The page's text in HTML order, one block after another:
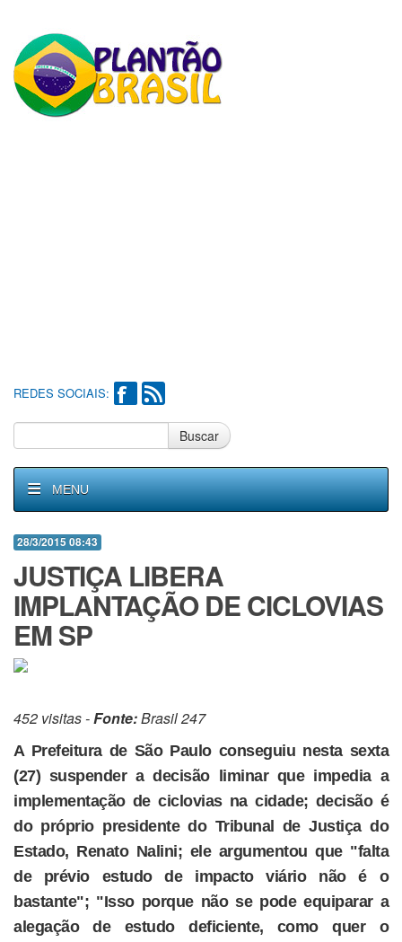
REDES SOCIAIS:
Buscar
MENU
28/3/2015 08:43
JUSTIÇA LIBERA
IMPLANTAÇÃO DE CICLOVIAS
EM SP
452 visitas -Fonte:Brasil 247
A Prefeitura de São Paulo conseguiu nesta sexta
(27) suspender a decisão liminar que impedia a
implementação de ciclovias na cidade; decisão é
do próprio presidente do Tribunal de Justiça do
Estado, Renato Nalini; ele argumentou que "falta
de prévio estudo de impacto viário não é o
bastante"; "Isso porque não se pode equiparar a
alegação de estudo deficiente, como quer o